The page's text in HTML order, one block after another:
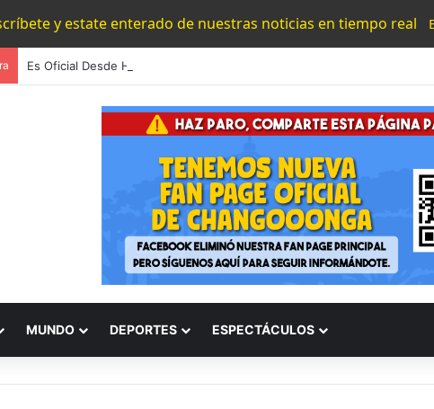
y estate enterado de nuestras noticias en tiempo real
MUNDO DEPORTES ESPECTÁCULOS